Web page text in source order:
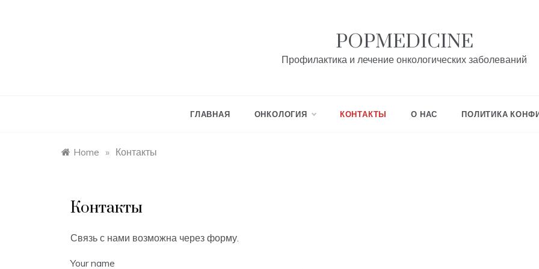
POPMEDICINE
Профилактика и лечение онкологических заболеваний
ГЛАВНАЯ ОНКОЛОГИЯ КОНТАКТЫ О НАС ПОЛИТИКА
Home » Контакты
Контакты
Связь с нами возможна через форму.
Your name